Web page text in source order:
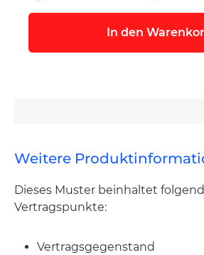
In den
Weitere
Dieses Muster beinhaltet
Vertragspunkte:
Vertragsgegenstand